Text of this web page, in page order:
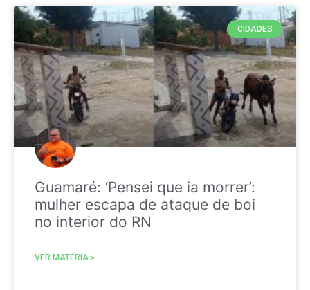
CIDADES
Guamaré: ‘Pensei que ia morrer’:
mulher escapa de ataque de boi
no interior do RN
VER MATÉRIA »